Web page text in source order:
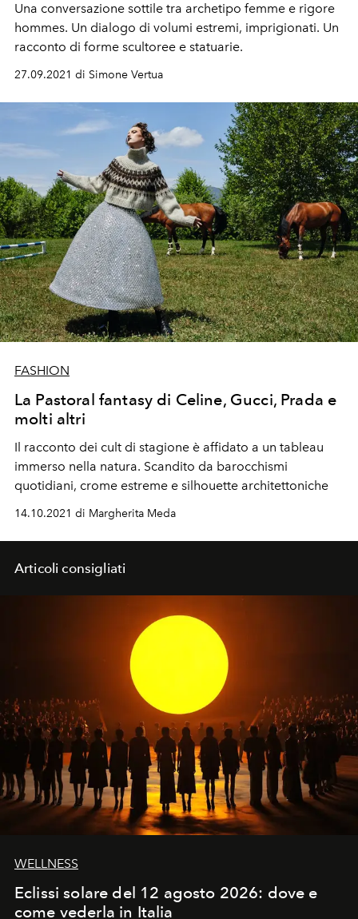
Una conversazione sottile tra archetipo femme e rigore
hommes. Un dialogo di volumi estremi, imprigionati. Un
racconto di forme scultoree e statuarie.
27.09.2021 di Simone Vertua
FASHION
La Pastoral fantasy di Celine, Gucci, Prada e
molti altri
Il racconto dei cult di stagione è affidato a un tableau
immerso nella natura. Scandito da barocchismi
quotidiani, crome estreme e silhouette architettoniche
14.10.2021 di Margherita Meda
Articoli consigliati
WELLNESS
Eclissi solare del 12 agosto 2026: dove e
come vederla in Italia